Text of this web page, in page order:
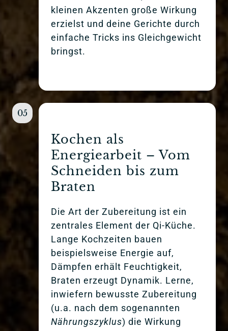
kleinen Akzenten große Wirkung
erzielst und deine Gerichte durch
einfache Tricks ins Gleichgewicht
bringst.
05
Kochen als
Energiearbeit – Vom
Schneiden bis zum
Braten
Die Art der Zubereitung ist ein
zentrales Element der Qi-Küche.
Lange Kochzeiten bauen
beispielsweise Energie auf,
Dämpfen erhält Feuchtigkeit,
Braten erzeugt Dynamik. Lerne,
inwiefern bewusste Zubereitung
Nährungszyklus) die Wirkung